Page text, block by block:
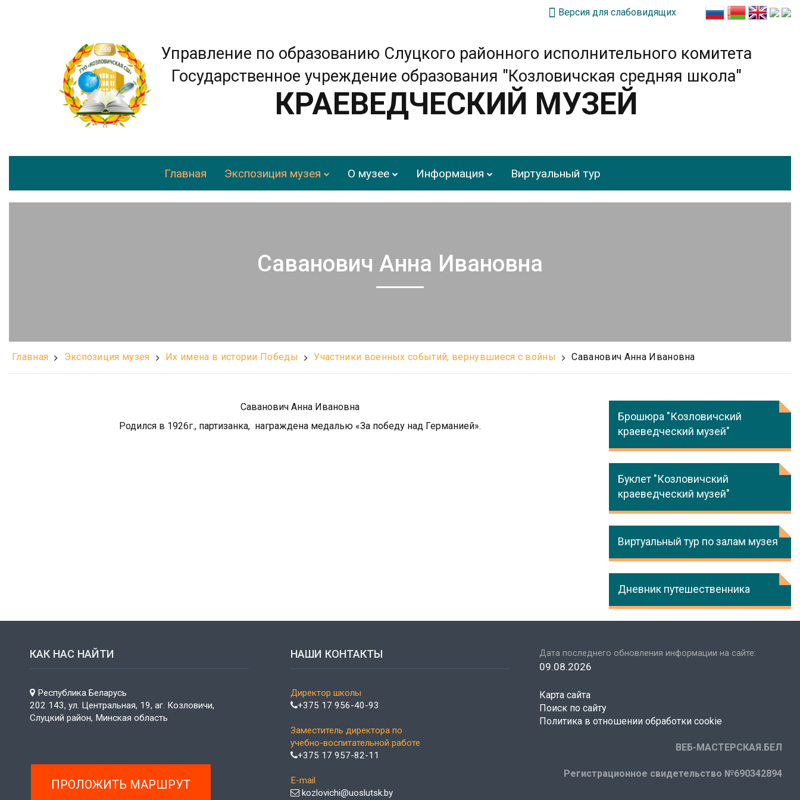
Версия для слабовидящих
Управление по образованию Слуцкого районного исполнительного комитета
Государственное учреждение образования "Козловичская средняя школа"
КРАЕВЕДЧЕСКИЙ МУЗЕЙ
Главная Экспозиция музея О музее Информация Виртуальный тур
Саванович Анна Ивановна
Главная Экспозиция музея Их имена в истории Победы Участники военных событий, вернувшиеся с войны Саванович Анна Ивановна
Саванович Анна Ивановна
Родился в 1926г., партизанка, награждена медалью «За победу над Германией».
Брошюра "Козловичский
краеведческий музей"
Буклет "Козловичский
краеведческий музей"
Виртуальный тур по залам музея
Дневник путешественника
КАК НАС НАЙТИ
Республика Беларусь
202 143, ул. Центральная, 19, аг. Козловичи,
Слуцкий район, Минская область
ПРОЛОЖИТЬ МАРШРУТ
НАШИ КОНТАКТЫ
Директор школы
+375 17 956-40-93
Заместитель директора по
учебно-воспитательной работе
+375 17 957-82-11
E-mail
kozlovichi@uoslutsk.by
Дата последнего обновления информации на сайте:
09.08.2026
Карта сайта
Поиск по сайту
Политика в отношении обработки cookie
ВЕБ-МАСТЕРСКАЯ.БЕЛ
Регистрационное свидетельство №690342894